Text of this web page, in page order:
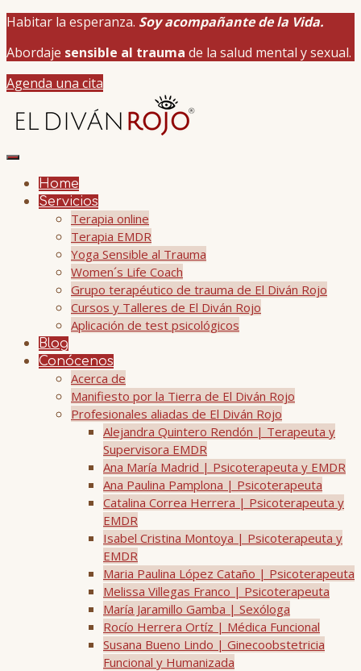
Habitar la esperanza. Soy acompañante de la Vida.
Abordaje sensible al trauma de la salud mental y sexual.
Agenda una cita
Home
Servicios
Terapia online
Terapia EMDR
Yoga Sensible al Trauma
Women´s Life Coach
Grupo terapéutico de trauma de El Diván Rojo
Cursos y Talleres de El Diván Rojo
Aplicación de test psicológicos
Blog
Conócenos
Acerca de
Manifiesto por la Tierra de El Diván Rojo
Profesionales aliadas de El Diván Rojo
Alejandra Quintero Rendón | Terapeuta y
Supervisora EMDR
Ana María Madrid | Psicoterapeuta y EMDR
Ana Paulina Pamplona | Psicoterapeuta
Catalina Correa Herrera | Psicoterapeuta y
EMDR
Isabel Cristina Montoya | Psicoterapeuta y
EMDR
Maria Paulina López Cataño | Psicoterapeuta
Melissa Villegas Franco | Psicoterapeuta
María Jaramillo Gamba | Sexóloga
Rocío Herrera Ortíz | Médica Funcional
Susana Bueno Lindo | Ginecoobstetricia
Funcional y Humanizada